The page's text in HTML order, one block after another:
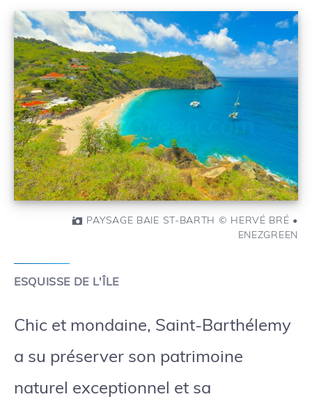
PAYSAGE BAIE ST-BARTH © HERVÉ BRÉ •
ENEZGREEN
ESQUISSE DE L'ÎLE
Chic et mondaine, Saint-Barthélemy
a su préserver son patrimoine
naturel exceptionnel et sa